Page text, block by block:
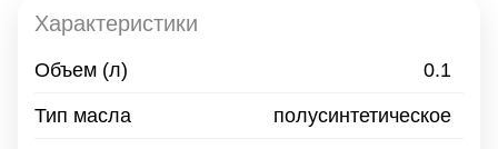
Характеристики
Объем (л) 0.1
Тип масла полусинтетическое